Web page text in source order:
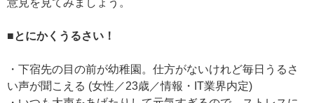
意見を見てみましょう。
■とにかくうるさい！
・下宿先の目の前が幼稚園。仕方がないけれど毎日うるさ
い声が聞こえる (女性／23歳／情報・IT業界内定)